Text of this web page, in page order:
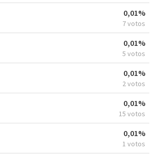
0,01%
7 votos
0,01%
5 votos
0,01%
2 votos
0,01%
15 votos
0,01%
1 votos